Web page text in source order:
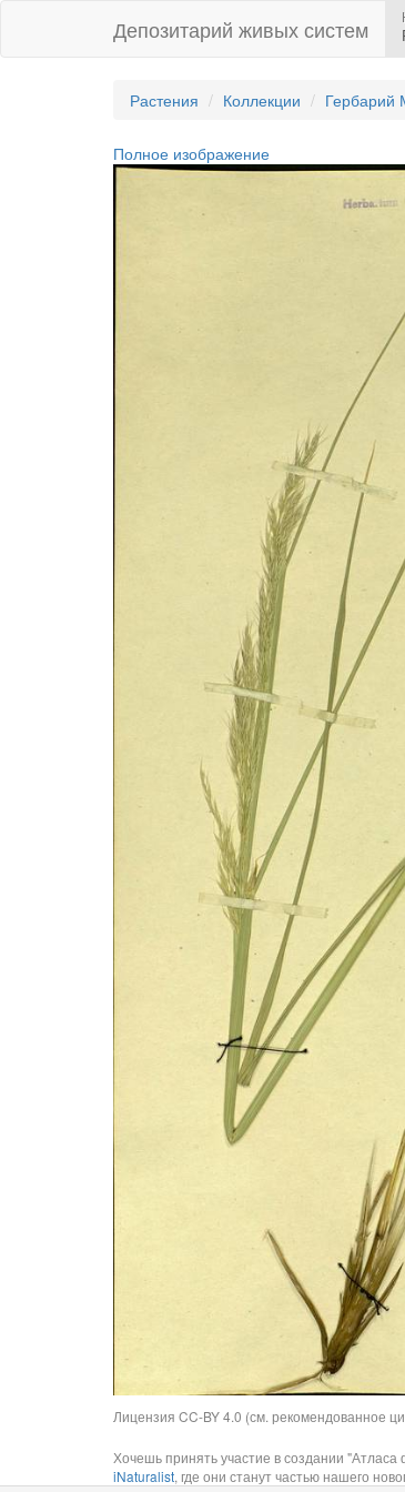
Депозитарий живых систем
Растения Коллекции Гербарий
Полное изображение
Лицензия CC-BY 4.0 (см. рекомендованное
Хочешь принять участие в создании
iNaturalist, где они станут частью нашего